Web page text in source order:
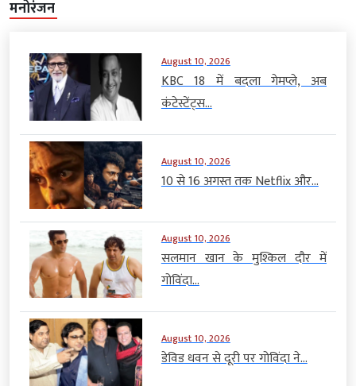
मनोरंजन
August 10, 2026
KBC 18 में बदला गेमप्ले, अब
कंटेस्टेंट्स...
August 10, 2026
10 से 16 अगस्त तक Netflix और...
August 10, 2026
सलमान खान के मुश्किल दौर में
गोविंदा...
August 10, 2026
डेविड धवन से दूरी पर गोविंदा ने...